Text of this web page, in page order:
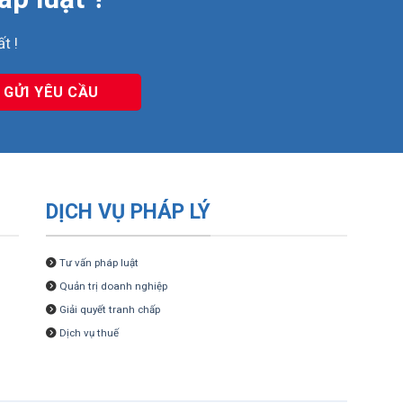
!
DỊCH VỤ PHÁP LÝ
Tư vấn pháp luật
Quản trị doanh nghiệp
Giải quyết tranh chấp
Dịch vụ thuế